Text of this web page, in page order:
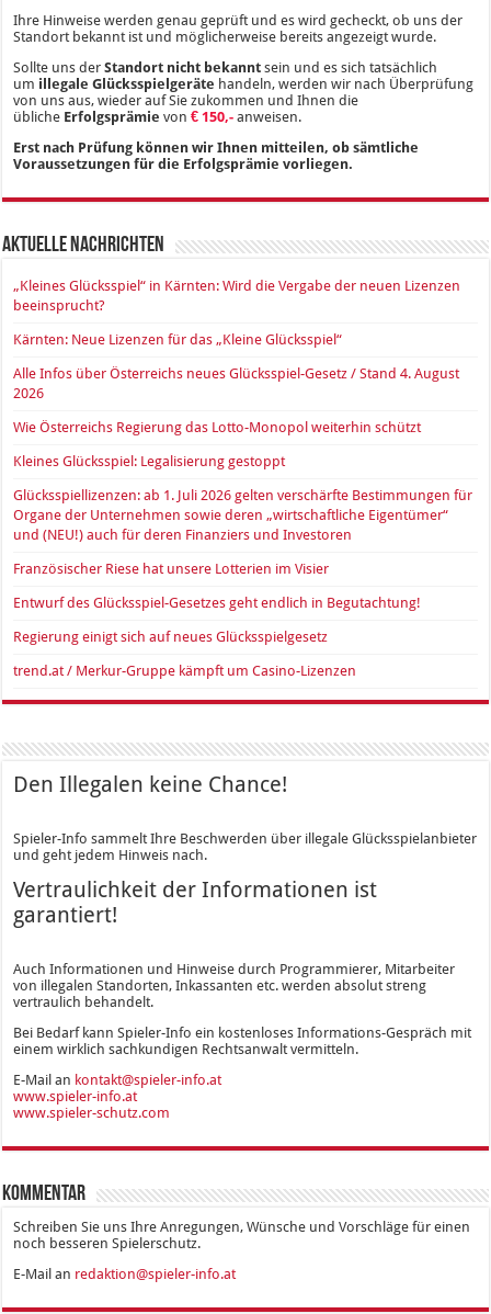
Ihre Hinweise werden genau geprüft und es wird gecheckt, ob uns der
Standort bekannt ist und möglicherweise bereits angezeigt wurde.
Sollte uns derStandort nicht bekanntsein und es sich tatsächlich
um illegale Glücksspielgeräte handeln, werden wir nach Überprüfung
von uns aus, wieder auf Sie zukommen und Ihnen die
übliche Erfolgsprämievon € 150,- anweisen.
Erst nach Prüfung können wir Ihnen mitteilen, ob sämtliche
Voraussetzungen für die Erfolgsprämie vorliegen.
Aktuelle Nachrichten
„Kleines Glücksspiel“ in Kärnten: Wird die Vergabe der neuen Lizenzen
beeinsprucht?
Kärnten: Neue Lizenzen für das „Kleine Glücksspiel“
Alle Infos über Österreichs neues Glücksspiel-Gesetz / Stand 4. August
2026
Wie Österreichs Regierung das Lotto-Monopol weiterhin schützt
Kleines Glücksspiel: Legalisierung gestoppt
Glücksspiellizenzen: ab 1. Juli 2026 gelten verschärfte Bestimmungen für
Organe der Unternehmen sowie deren „wirtschaftliche Eigentümer“
und (NEU!) auch für deren Finanziers und Investoren
Französischer Riese hat unsere Lotterien im Visier
Entwurf des Glücksspiel-Gesetzes geht endlich in Begutachtung!
Regierung einigt sich auf neues Glücksspielgesetz
trend.at / Merkur-Gruppe kämpft um Casino-Lizenzen
Den Illegalen keine Chance!
Spieler-Info sammelt Ihre Beschwerden über illegale Glücksspielanbieter
und geht jedem Hinweis nach.
Vertraulichkeit der Informationen ist
garantiert!
Auch Informationen und Hinweise durch Programmierer, Mitarbeiter
von illegalen Standorten, Inkassanten etc. werden absolut streng
vertraulich behandelt.
Bei Bedarf kann Spieler-Info ein kostenloses Informations-Gespräch mit
einem wirklich sachkundigen Rechtsanwalt vermitteln.
E-Mail an kontakt@spieler-info.at
www.spieler-info.at
www.spieler-schutz.com
Kommentar
Schreiben Sie uns Ihre Anregungen, Wünsche und Vorschläge für einen
noch besseren Spielerschutz.
E-Mail an redaktion@spieler-info.at